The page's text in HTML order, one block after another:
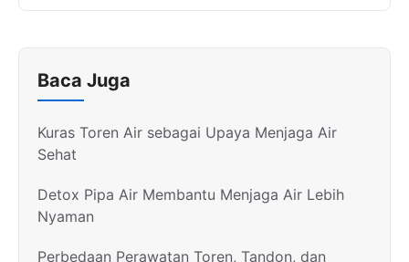
Baca Juga
Kuras Toren Air sebagai Upaya Menjaga Air
Sehat
Detox Pipa Air Membantu Menjaga Air Lebih
Nyaman
Perbedaan Perawatan Toren, Tandon, dan